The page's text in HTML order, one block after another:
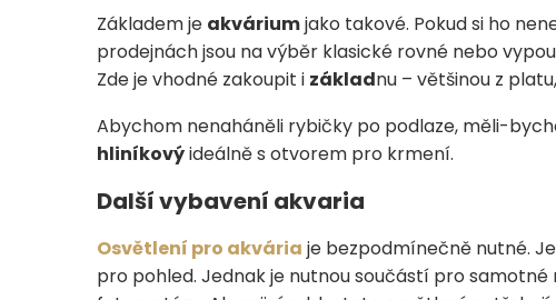
Základem je akváriumjako takové. Pokud si ho
prodejnách jsou na výběr klasické rovné nebo
Zde je vhodné zakoupit i základnu – většinou z
Abychom nenaháněli rybičky po podlaze, měli-
hliníkovýideálně s otvorem pro krmení.
Další vybavení akvaria
Osvětlení pro akvária je bezpodmínečně nutné.
pro pohled. Jednak je nutnou součástí pro